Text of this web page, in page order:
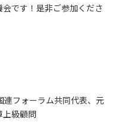
です！是非ご参加くださ
連フォーラム共同代表、元
上級顧問